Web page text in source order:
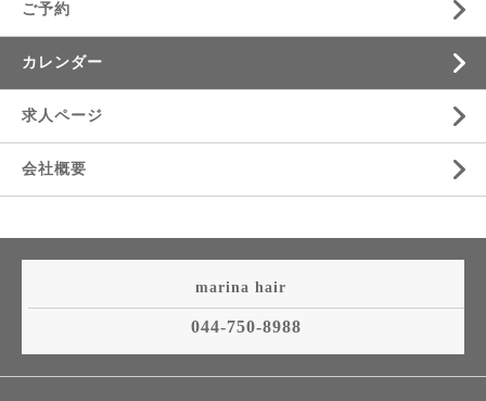
ご予約
カレンダー
求人ページ
会社概要
marina hair
044-750-8988